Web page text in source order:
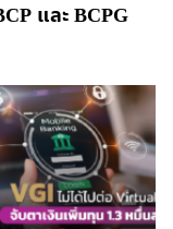
และ BCPG